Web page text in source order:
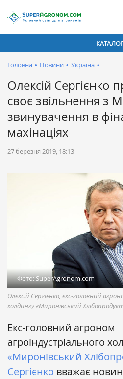
Головна • Новини • Україна •
Олексій Сергієнко
своє звільнення з
звинувачення в
махінаціях
27 березня 2019, 18:13
Фото: SuperAgronom.com
Олексій Сергієнко, екс-головний
холдингу «Миронівський
Екс-головний агроном
агроіндустріального
«Миронівський
Сергієнко вважає